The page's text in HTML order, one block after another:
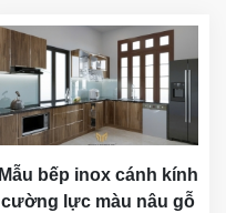
Mẫu bếp inox cánh kính
cường lực màu nâu gỗ